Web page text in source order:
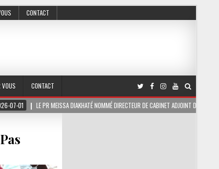
CONTACT
CONTACT
MEISSA DIAKHATÉ NOMMÉ DIRECTEUR DE CABINET ADJOINT DU PRÉSIDENT DE LA